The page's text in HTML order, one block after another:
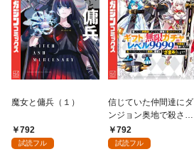
魔女と傭兵（１）
792
試読フル
信じていた仲間達にダ
ンジョン奥地で殺され
かけたがギフト『無限
ガチャ』でレベル９９
792
試読フル